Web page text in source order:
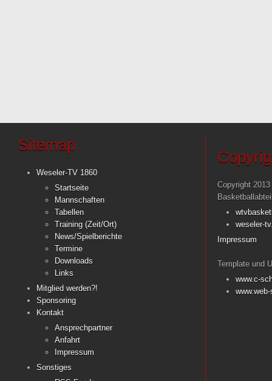
Sitemap
Weseler-TV 1860
Startseite
Mannschaften
Tabellen
Training (Zeit/Ort)
News/Spielberichte
Termine
Downloads
Links
Mitglied werden?!
Sponsoring
Kontakt
Ansprechpartner
Anfahrt
Impressum
Sonstiges
Copyright
weseler-
Impressum
Template und
www.c-